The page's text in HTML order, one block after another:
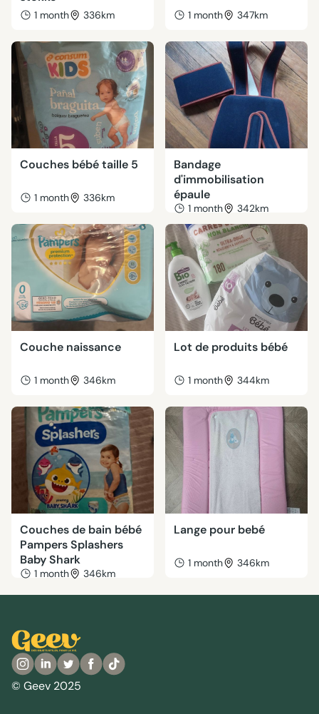
1 month 336km 1 month 347km
Couches bébé taille 5
1 month 336km
Bandage
d'immobilisation
épaule
1 month 342km
Couche naissance
1 month 346km
Lot de produits bébé
1 month 344km
Couches de bain bébé
Pampers Splashers
Baby Shark
1 month 346km
Lange pour bebé
1 month 346km
© Geev 2025